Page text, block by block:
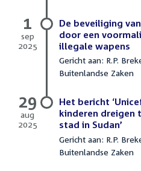
De beveiliging
door een
illegale wapens
Gericht aan: R.P.
Buitenlandse Zaken
1
sep
2025
september
Het bericht
kinderen dreigen
stad in Sudan’
Gericht aan: R.P.
Buitenlandse Zaken
29
aug
2025
augustus